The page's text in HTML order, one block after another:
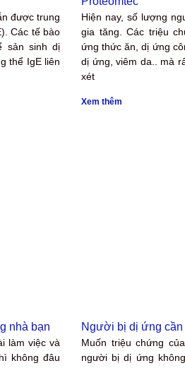
được trung
Các tế bào
sản sinh dị
thể IgE liên
​​​​​​​Hiện nay, số lượng
gia tăng. Các triệu
ứng thức ăn, dị ứng
dị ứng, viêm da.. mà
xét
Xem thêm
nhà bạn
làm việc và
không đâu
Người bị dị ứng
Muốn triệu chứng
người bị dị ứng